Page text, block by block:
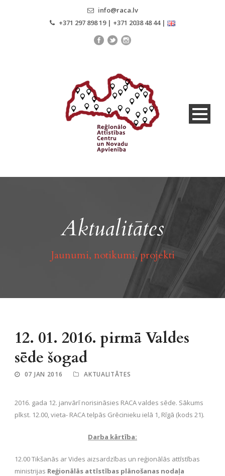
info@raca.lv
+371 297 898 19 | +371 2038 48 44 |
Aktualitātes
Jaunumi, notikumi, projekti
12. 01. 2016. pirmā Valdes
sēde šogad
07 JAN 2016 AKTUALITĀTES
2016. gada 12. janvārī norisināsies RACA valdes sēde. Sākums
plkst. 12.00, vieta- RACA telpās Grēcinieku ielā 1, Rīgā (kods 21).
Darba kārtība:
12.00 Tikšanās ar Vides aizsardzības un reģionālās attīstības
ministrijas Reģionālās attīstības plānošanas nodaļa